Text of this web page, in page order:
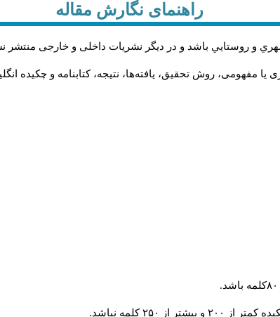
راهنمای نگارش مقاله
و روستايي باشد و در دیگر نشریات داخلی و خارجی منتشر
مفهومی، روش تحقیق، یافته‌ها، نتیجه، کتابنامه و چکیده
کلمه نباشد.